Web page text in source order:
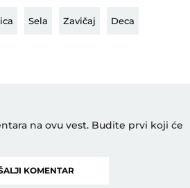
Sela Zavičaj Deca
na ovu vest. Budite prvi koji će
KOMENTAR